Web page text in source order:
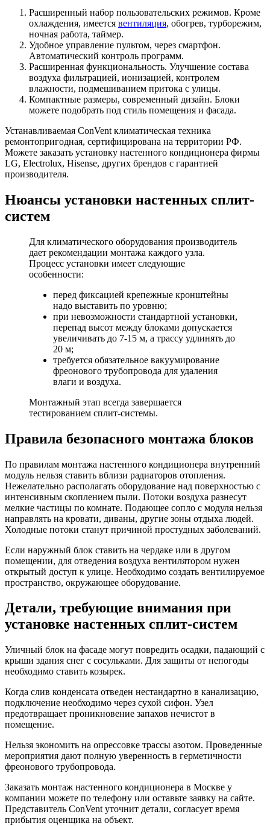
Расширенный набор пользовательских режимов. Кроме
охлаждения, имеется вентиляция, обогрев, турборежим,
ночная работа, таймер.
Удобное управление пультом, через смартфон.
Автоматический контроль программ.
Расширенная функциональность. Улучшение состава
воздуха фильтрацией, ионизацией, контролем
влажности, подмешиванием притока с улицы.
Компактные размеры, современный дизайн. Блоки
можете подобрать под стиль помещения и фасада.
Устанавливаемая ConVent климатическая техника
ремонтопригодная, сертифицирована на территории РФ.
Можете заказать установку настенного кондиционера фирмы
LG, Electrolux, Hisense, других брендов с гарантией
производителя.
Нюансы установки настенных сплит-
систем
Для климатического оборудования производитель
дает рекомендации монтажа каждого узла.
Процесс установки имеет следующие
особенности:
перед фиксацией крепежные кронштейны
надо выставить по уровню;
при невозможности стандартной установки,
перепад высот между блоками допускается
увеличивать до 7-15 м, а трассу удлинять до
20 м;
требуется обязательное вакуумирование
фреонового трубопровода для удаления
влаги и воздуха.
Монтажный этап всегда завершается
тестированием сплит-системы.
Правила безопасного монтажа блоков
По правилам монтажа настенного кондиционера внутренний
модуль нельзя ставить вблизи радиаторов отопления.
Нежелательно располагать оборудование над поверхностью с
интенсивным скоплением пыли. Потоки воздуха разнесут
мелкие частицы по комнате. Подающее сопло с модуля нельзя
направлять на кровати, диваны, другие зоны отдыха людей.
Холодные потоки станут причиной простудных заболеваний.
Если наружный блок ставить на чердаке или в другом
помещении, для отведения воздуха вентилятором нужен
открытый доступ к улице. Необходимо создать вентилируемое
пространство, окружающее оборудование.
Детали, требующие внимания при
установке настенных сплит-систем
Уличный блок на фасаде могут повредить осадки, падающий с
крыши здания снег с сосульками. Для защиты от непогоды
необходимо ставить козырек.
Когда слив конденсата отведен нестандартно в канализацию,
подключение необходимо через сухой сифон. Узел
предотвращает проникновение запахов нечистот в
помещение.
Нельзя экономить на опрессовке трассы азотом. Проведенные
мероприятия дают полную уверенность в герметичности
фреонового трубопровода.
Заказать монтаж настенного кондиционера в Москве у
компании можете по телефону или оставьте заявку на сайте.
Представитель ConVent уточнит детали, согласует время
прибытия оценщика на объект.